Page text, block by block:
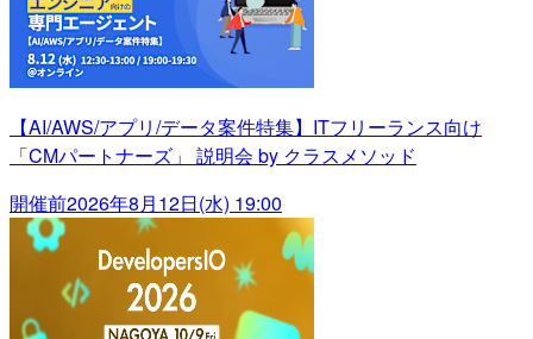
【AI/AWS/アプリ/データ案件特集】ITフリーランス向け
「CMパートナーズ」 説明会 by クラスメソッド
開催前2026年8月12日(水) 19:00